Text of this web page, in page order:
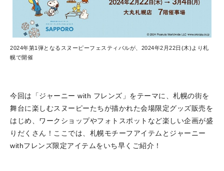
2024年第1弾となるスヌーピーフェスティバルが、2024年2月22日(木)より札
幌で開催
今回は「ジャーニー with フレンズ」をテーマに、札幌の街を
舞台に楽しむスヌーピーたちが描かれた会場限定グッズ販売を
はじめ、ワークショップやフォトスポットなど楽しい企画が盛
りだくさん！ここでは、札幌モチーフアイテムとジャーニー
withフレンズ限定アイテムをいち早くご紹介！